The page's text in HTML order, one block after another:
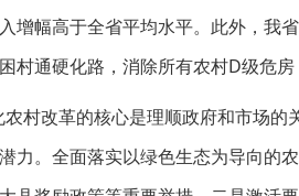
增幅高于全省平均水平。此外，我
村通硬化路，消除所有农村D级危
村改革的核心是理顺政府和市场
力。全面落实以绿色生态为导向的